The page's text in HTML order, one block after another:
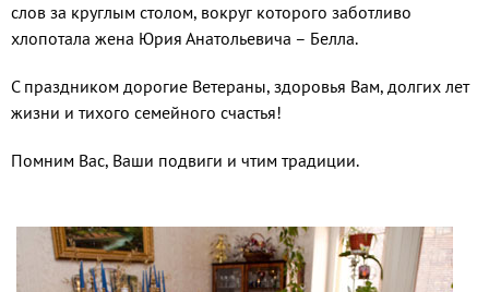
слов за круглым столом, вокруг которого заботливо
хлопотала жена Юрия Анатольевича – Белла.
С праздником дорогие Ветераны, здоровья Вам, долгих лет
жизни и тихого семейного счастья!
Помним Вас, Ваши подвиги и чтим традиции.